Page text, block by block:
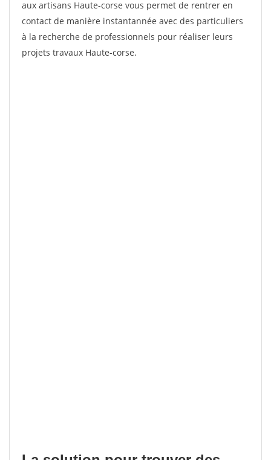
aux artisans Haute-corse vous permet de rentrer en
contact de manière instantannée avec des particuliers
à la recherche de professionnels pour réaliser leurs
projets travaux Haute-corse.